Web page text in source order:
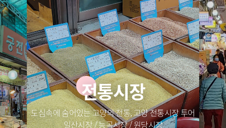
전통시장
도심속에 숨어있는 고양의 전통, 고양 전통시장 투어
일산시장 / 능곡시장 / 원당시장